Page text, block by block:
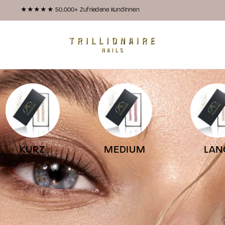
★★★★★ 50.000+ Zufriedene Kundinnen
Trillionairenails
KURZ MEDIUM